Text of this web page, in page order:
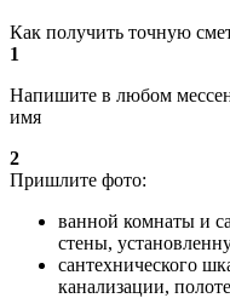
Как получить точную
1
Напишите в любом
имя
2
Пришлите фото:
ванной комнаты и
стены,
сантехнического
канализации,